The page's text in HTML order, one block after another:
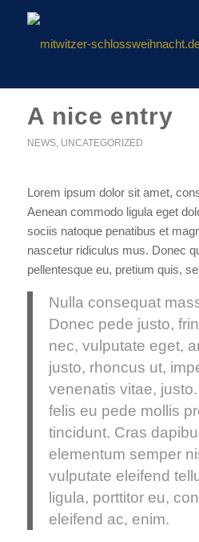
A nice entry
NEWS, UNCATEGORIZED
Lorem ipsum dolor sit amet,
Aenean commodo ligula eget
sociis natoque penatibus et
nascetur ridiculus mus. Donec
pellentesque eu, pretium quis,
Nulla consequat
Donec pede justo,
nec, vulputate eget,
justo, rhoncus ut,
venenatis vitae,
felis eu pede mollis
tincidunt. Cras
elementum semper
vulputate eleifend
ligula, porttitor eu,
eleifend ac, enim.